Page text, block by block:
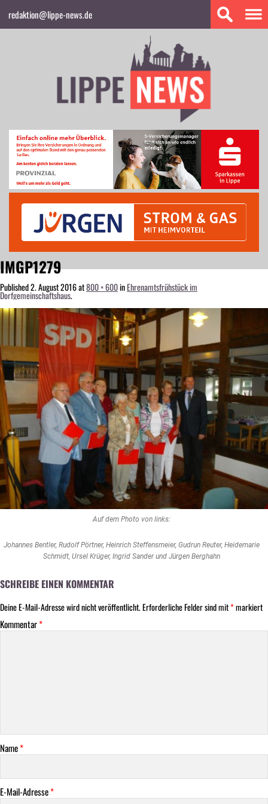
redaktion@lippe-news.de
IMGP1279
Published2. August 2016at800 × 600inEhrenamtsfrühstück im
Dorfgemeinschaftshaus.
Auf dem Photo von links:
Johannes Bentler, Rudolf Pörtner, Heinrich Steffensmeier, Gudrun Reuter, Heidemarie
Schmidt, Ursel Krüger, Ingrid Sander und Jürgen Berghahn
SCHREIBE EINEN KOMMENTAR
Deine E-Mail-Adresse wird nicht veröffentlicht.Erforderliche Felder sind mit*markiert
Kommentar*
Name*
E-Mail-Adresse*